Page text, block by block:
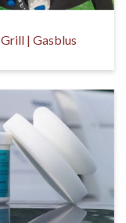
Grill | Gasblus